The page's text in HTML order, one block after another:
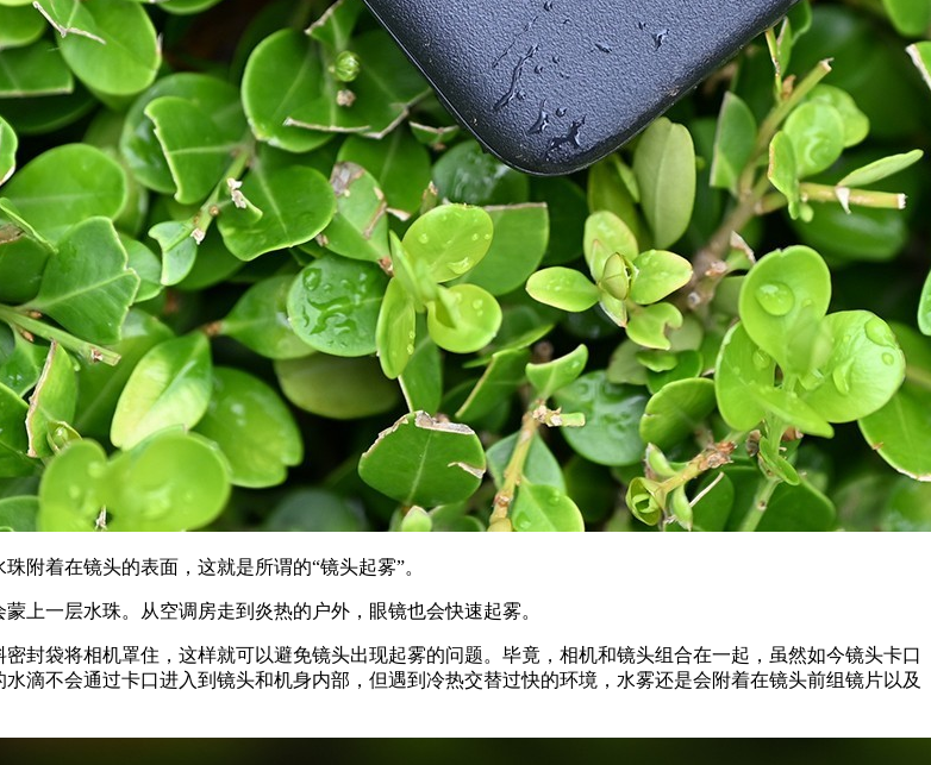
附着在镜头的表面，这就是所谓的“镜头起雾”。
上一层水珠。从空调房走到炎热的户外，眼镜也会快速起雾。
封袋将相机罩住，这样就可以避免镜头出现起雾的问题。毕竟，相机和镜头组合在一起，虽然如今镜头卡口
滴不会通过卡口进入到镜头和机身内部，但遇到冷热交替过快的环境，水雾还是会附着在镜头前组镜片以及